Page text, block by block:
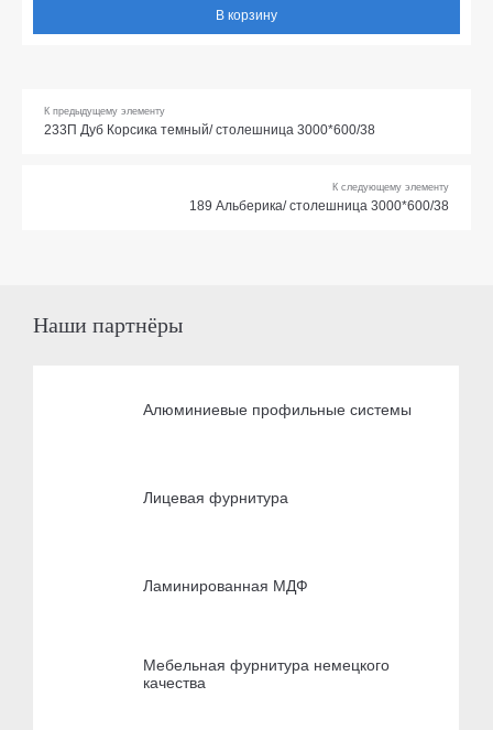
В корзину
К предыдущему элементу
233П Дуб Корсика темный/ столешница 3000*600/38
К следующему элементу
189 Альберика/ столешница 3000*600/38
Наши партнёры
Алюминиевые профильные системы
Лицевая фурнитура
Ламинированная МДФ
Мебельная фурнитура немецкого
качества